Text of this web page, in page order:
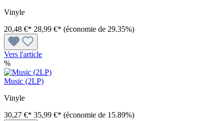
Vinyle
20,48 €* 28,99 €* (économie de 29.35%)
Vers l'article
%
Music (2LP)
Vinyle
30,27 €* 35,99 €* (économie de 15.89%)